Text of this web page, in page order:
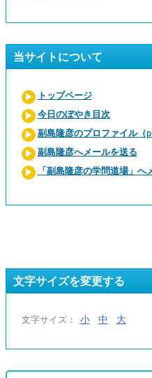
当サイトについて
トップページ
今日のぼやき目次
副島隆彦のプロファイル（
副島隆彦へメールを送る
「副島隆彦の学問道場」へ
文字サイズを変更する
文字サイズ： 小 中 大